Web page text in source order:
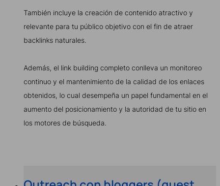
También incluye la creación de contenido atractivo y
relevante para tu público objetivo con el fin de atraer
backlinks naturales.
Además, el link building completo conlleva un monitoreo
continuo y el mantenimiento de la calidad de los enlaces
obtenidos, lo cual desempeña un papel fundamental en el
aumento del posicionamiento y la autoridad de tu sitio en
los motores de búsqueda.